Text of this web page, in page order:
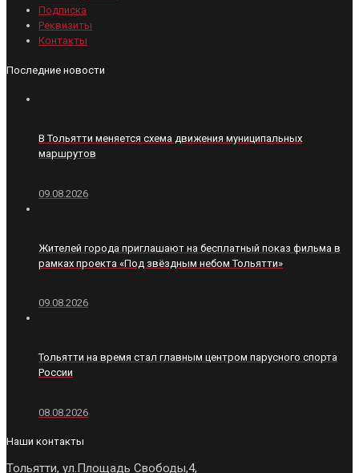
Подписка
Реквизиты
Контакты
Последние новости
В Тольятти меняется схема движения муниципальных
маршрутов
09.08.2026
Жителей города приглашают на бесплатный показ фильма в
рамках проекта «Под звёздным небом Тольятти»
09.08.2026
Тольятти на время стал главным центром парусного спорта
России
08.08.2026
Наши контакты
Тольятти, ул.Площадь Свободы,4,